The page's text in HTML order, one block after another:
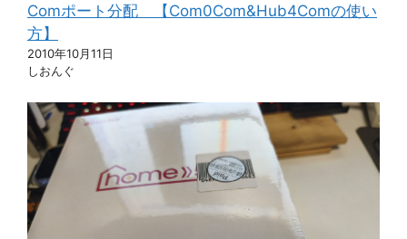
Comポート分配 【Com0Com&Hub4Comの使い
方】
2010年10月11日
しおんぐ